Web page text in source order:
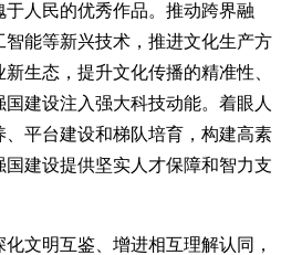
人民的优秀作品。推动跨界融
能等新兴技术，推进文化生产方
生态，提升文化传播的精准性、
建设注入强大科技动能。着眼人
平台建设和梯队培育，构建高素
建设提供坚实人才保障和智力支
化文明互鉴、增进相互理解认同，